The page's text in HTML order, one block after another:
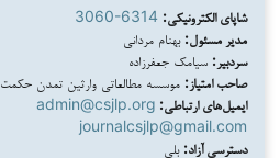
شاپای الکترونیکی: 3060-6314
مدیر مسئول: بهنام مردانی
سردبیر: سیامک جعفرزاده
صاحب امتیاز: موسسه مطالعاتی وارثین تمدن حکمت
ایمیل‌های ارتباطی: admin@csjlp.org
journalcsjlp@gmail.com
دسترسی آزاد: بلی